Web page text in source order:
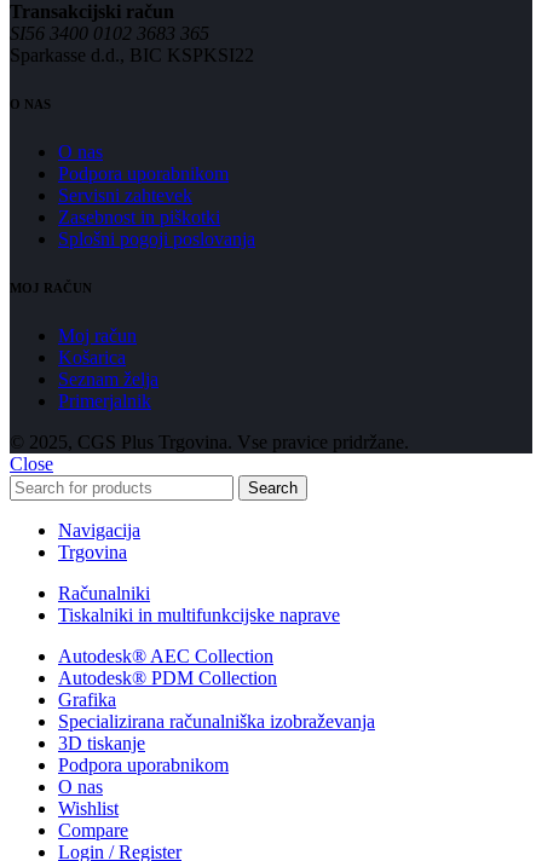
Transakcijski račun
SI56 3400 0102 3683 365
Sparkasse d.d., BIC KSPKSI22
O NAS
O nas
Podpora uporabnikom
Servisni zahtevek
Zasebnost in piškotki
Splošni pogoji poslovanja
MOJ RAČUN
Moj račun
Košarica
Seznam želja
Primerjalnik
© 2025, CGS Plus Trgovina. Vse pravice pridržane.
Close
Search
Navigacija
Trgovina
Računalniki
Tiskalniki in multifunkcijske naprave
Autodesk® AEC Collection
Autodesk® PDM Collection
Grafika
Specializirana računalniška izobraževanja
3D tiskanje
Podpora uporabnikom
O nas
Wishlist
Compare
Login / Register